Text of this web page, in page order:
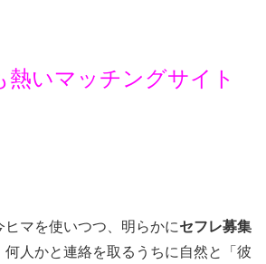
熱いマッチングサイト
マを使いつつ、明らかにセフレ募集
何人かと連絡を取るうちに自然と「彼